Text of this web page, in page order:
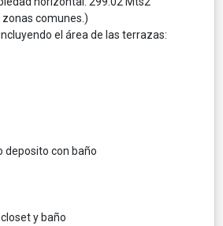
comunes.)
el área de las terrazas:
deposito con baño
y baño